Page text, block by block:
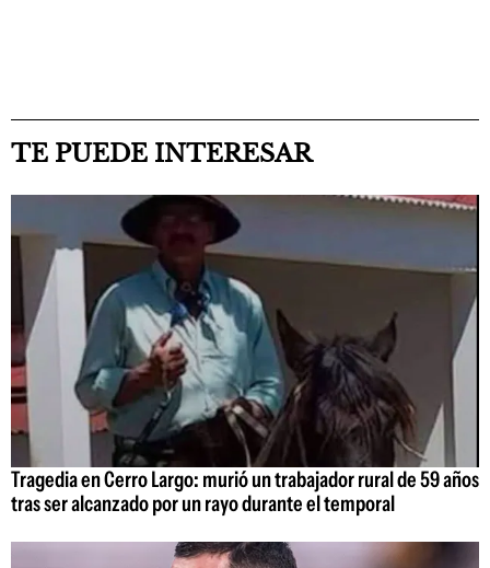
TE PUEDE INTERESAR
Tragedia en Cerro Largo: murió un trabajador rural de 59 años
tras ser alcanzado por un rayo durante el temporal